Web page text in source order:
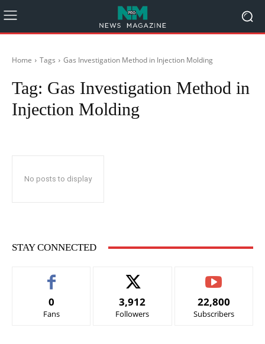
Home Tags Gas Investigation Method in Injection Molding
Tag: Gas Investigation Method in
Injection Molding
No posts to display
STAY CONNECTED
0
Fans
3,912
Followers
22,800
Subscribers